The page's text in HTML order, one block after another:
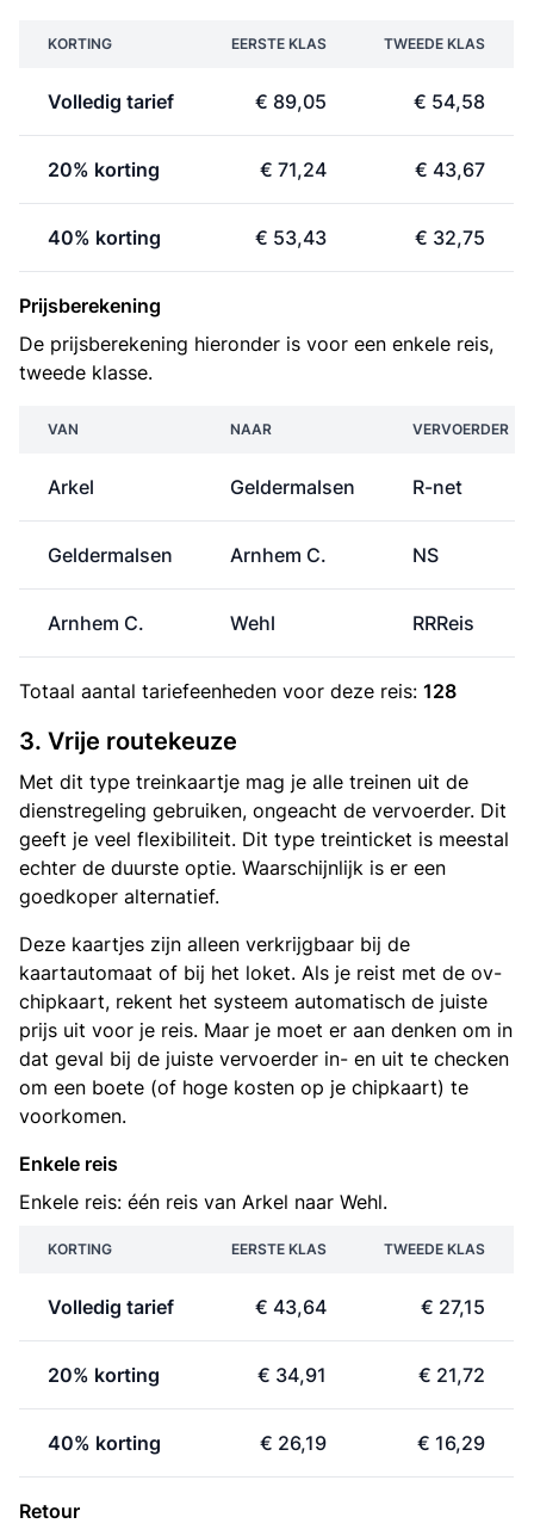
KORTING EERSTE KLAS TWEEDE KLAS
Volledig tarief € 89,05 € 54,58
20% korting € 71,24 € 43,67
40% korting € 53,43 € 32,75
Prijsberekening
De prijsberekening hieronder is voor een enkele reis,
tweede klasse.
VAN NAAR VERVOERDER
Arkel Geldermalsen R-net
Geldermalsen Arnhem C. NS
Arnhem C. Wehl RRReis
Totaal aantal tariefeenheden voor deze reis: 128
3. Vrije routekeuze
Met dit type treinkaartje mag je alle treinen uit de
dienstregeling gebruiken, ongeacht de vervoerder. Dit
geeft je veel flexibiliteit. Dit type treinticket is meestal
echter de duurste optie. Waarschijnlijk is er een
goedkoper alternatief.
Deze kaartjes zijn alleen verkrijgbaar bij de
kaartautomaat of bij het loket. Als je reist met de ov-
chipkaart, rekent het systeem automatisch de juiste
prijs uit voor je reis. Maar je moet er aan denken om in
dat geval bij de juiste vervoerder in- en uit te checken
om een boete (of hoge kosten op je chipkaart) te
voorkomen.
Enkele reis
Enkele reis: één reis van Arkel naar Wehl.
KORTING EERSTE KLAS TWEEDE KLAS
Volledig tarief € 43,64 € 27,15
20% korting € 34,91 € 21,72
40% korting € 26,19 € 16,29
Retour